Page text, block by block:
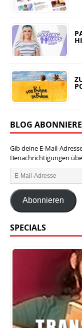
BLOG
Gib deine E-Mail-
Benachrichtigungen
Abonnieren
SPECIALS